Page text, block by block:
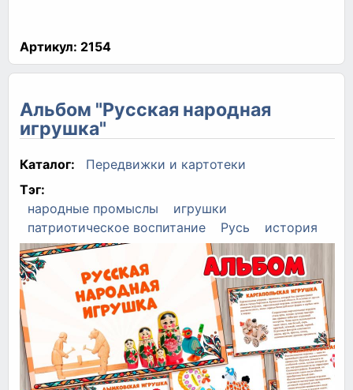
Артикул: 2154
Альбом "Русская народная
игрушка"
Каталог:
Передвижки и картотеки
Тэг:
народные промыслы
игрушки
патриотическое воспитание
Русь история